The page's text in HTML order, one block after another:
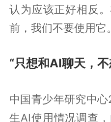
认为应该正好相反
前，我们不要使用它
“只想和AI聊天，
中国青少年研究中
生AI使用情况调查